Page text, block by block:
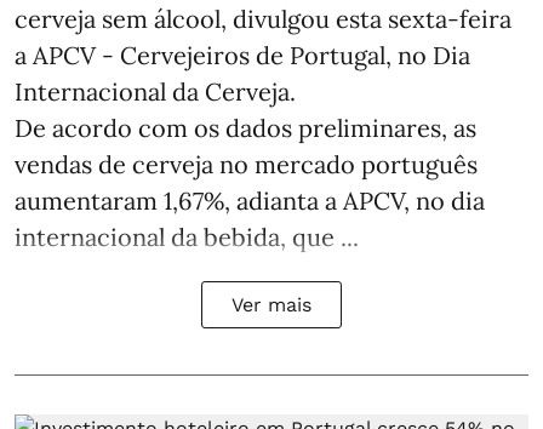
cerveja sem álcool, divulgou esta sexta-feira
a APCV - Cervejeiros de Portugal, no Dia
Internacional da Cerveja.
De acordo com os dados preliminares, as
vendas de cerveja no mercado português
aumentaram 1,67%, adianta a APCV, no dia
internacional da bebida, que ...
Ver mais